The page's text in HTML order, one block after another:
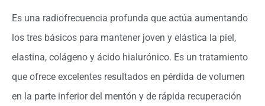
Es una radiofrecuencia profunda que actúa aumentando
los tres básicos para mantener joven y elástica la piel,
elastina, colágeno y ácido hialurónico. Es un tratamiento
que ofrece excelentes resultados en pérdida de volumen
en la parte inferior del mentón y de rápida recuperación